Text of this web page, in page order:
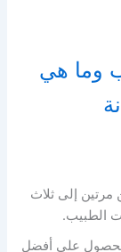
وما هي
إلى ثلاث
الطبيب.
على أفضل